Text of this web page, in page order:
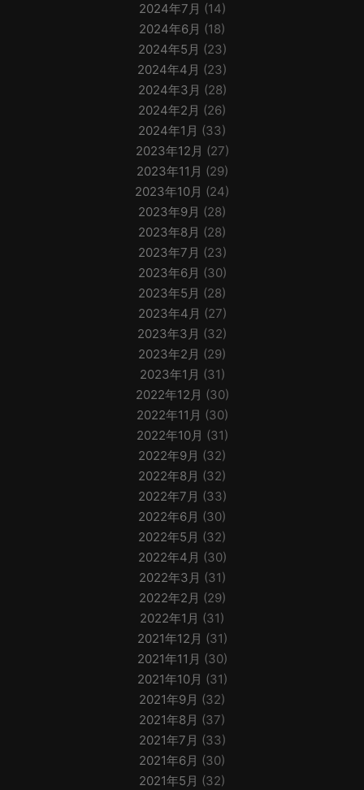
2024年7月 (14)
2024年6月 (18)
2024年5月 (23)
2024年4月 (23)
2024年3月 (28)
2024年2月 (26)
2024年1月 (33)
2023年12月 (27)
2023年11月 (29)
2023年10月 (24)
2023年9月 (28)
2023年8月 (28)
2023年7月 (23)
2023年6月 (30)
2023年5月 (28)
2023年4月 (27)
2023年3月 (32)
2023年2月 (29)
2023年1月 (31)
2022年12月 (30)
2022年11月 (30)
2022年10月 (31)
2022年9月 (32)
2022年8月 (32)
2022年7月 (33)
2022年6月 (30)
2022年5月 (32)
2022年4月 (30)
2022年3月 (31)
2022年2月 (29)
2022年1月 (31)
2021年12月 (31)
2021年11月 (30)
2021年10月 (31)
2021年9月 (32)
2021年8月 (37)
2021年7月 (33)
2021年6月 (30)
2021年5月 (32)